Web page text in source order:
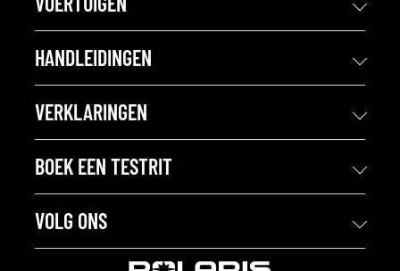
HANDLEIDINGEN
VERKLARINGEN
BOEK EEN TESTRIT
VOLG ONS